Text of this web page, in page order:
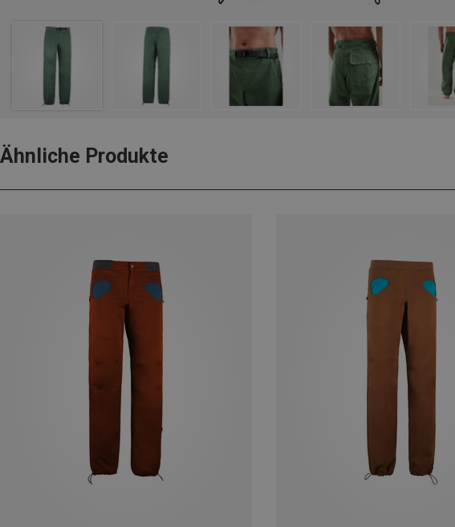
Ähnliche Produkte